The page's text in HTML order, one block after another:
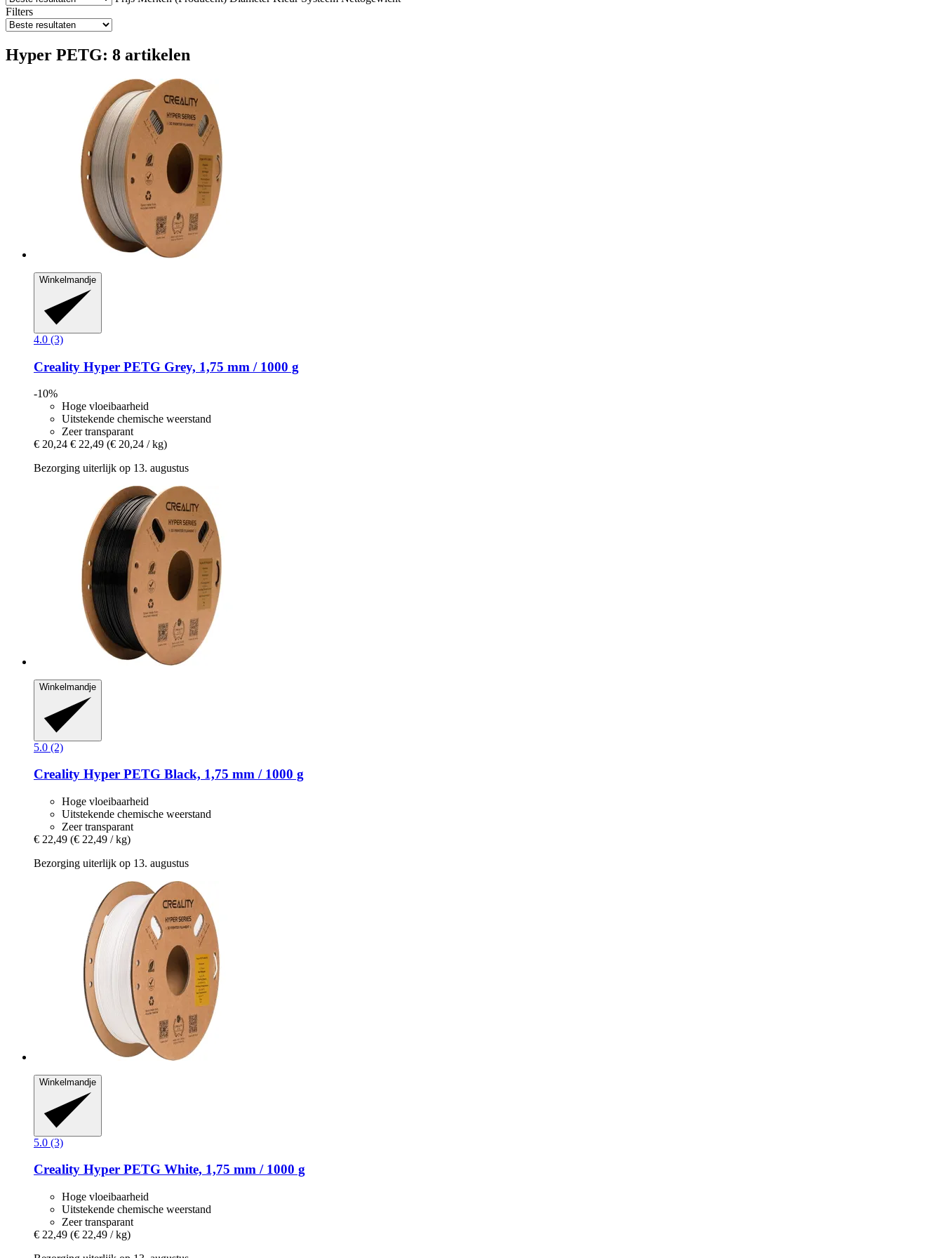
Filters
Hyper PETG: 8 artikelen
Winkelmandje
4.0 (3)
Creality Hyper PETG Grey, 1,75 mm / 1000 g
-10%
Hoge vloeibaarheid
Uitstekende chemische weerstand
Zeer transparant
€ 20,24 € 22,49 (€ 20,24 / kg)
Bezorging uiterlijk op 13. augustus
Winkelmandje
5.0 (2)
Creality Hyper PETG Black, 1,75 mm / 1000 g
Hoge vloeibaarheid
Uitstekende chemische weerstand
Zeer transparant
€ 22,49 (€ 22,49 / kg)
Bezorging uiterlijk op 13. augustus
Winkelmandje
5.0 (3)
Creality Hyper PETG White, 1,75 mm / 1000 g
Hoge vloeibaarheid
Uitstekende chemische weerstand
Zeer transparant
€ 22,49 (€ 22,49 / kg)